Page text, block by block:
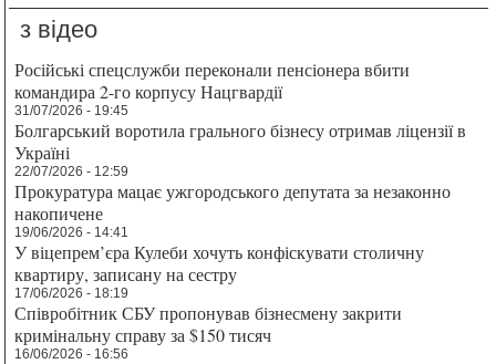
з відео
Російські спецслужби переконали пенсіонера вбити
командира 2-го корпусу Нацгвардії
31/07/2026 - 19:45
Болгарський воротила грального бізнесу отримав ліцензії в
Україні
22/07/2026 - 12:59
Прокуратура мацає ужгородського депутата за незаконно
накопичене
19/06/2026 - 14:41
У віцепрем’єра Кулеби хочуть конфіскувати столичну
квартиру, записану на сестру
17/06/2026 - 18:19
Співробітник СБУ пропонував бізнесмену закрити
кримінальну справу за $150 тисяч
16/06/2026 - 16:56